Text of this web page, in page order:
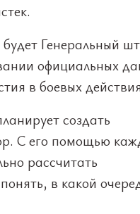
Генеральный
официальных
в боевых
создать
С его помощью
рассчитать
в какой